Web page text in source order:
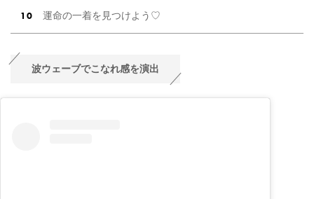
運命の一着を見つけよう♡
波ウェーブでこなれ感を演出